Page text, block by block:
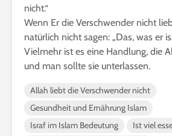
nicht.“
Wenn Er die Verschwender nicht
natürlich nicht sagen: „Das, was er
Vielmehr ist es eine Handlung, die
und man sollte sie unterlassen.
Allah liebt die Verschwender nicht
Gesundheit und Ernährung Islam
Israf im Islam Bedeutung
Ist viel